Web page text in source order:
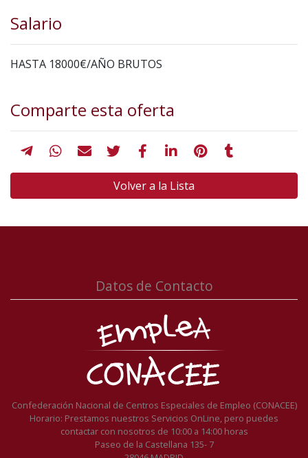
Salario
HASTA 18000€/AÑO BRUTOS
Comparte esta oferta
Volver a la Lista
Datos de Contacto
Confederación Nacional de Centros Especiales de Empleo (CONACEE)
Horario: Prestamos nuestros Servicios OnLine, pero puedes
contactar con nosotros de 10:00 a 14:00 horas
Paseo de la Castellana 135- 7